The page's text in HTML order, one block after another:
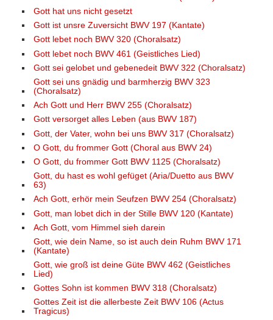
Gott hat uns nicht gesetzt
Gott ist unsre Zuversicht BWV 197 (Kantate)
Gott lebet noch BWV 320 (Choralsatz)
Gott lebet noch BWV 461 (Geistliches Lied)
Gott sei gelobet und gebenedeit BWV 322 (Choralsatz)
Gott sei uns gnädig und barmherzig BWV 323
(Choralsatz)
Ach Gott und Herr BWV 255 (Choralsatz)
Gott versorget alles Leben (aus BWV 187)
Gott, der Vater, wohn bei uns BWV 317 (Choralsatz)
O Gott, du frommer Gott (Choral aus BWV 24)
O Gott, du frommer Gott BWV 1125 (Choralsatz)
Gott, du hast es wohl gefüget (Aria/Duetto aus BWV
63)
Ach Gott, erhör mein Seufzen BWV 254 (Choralsatz)
Gott, man lobet dich in der Stille BWV 120 (Kantate)
Ach Gott, vom Himmel sieh darein
Gott, wie dein Name, so ist auch dein Ruhm BWV 171
(Kantate)
Gott, wie groß ist deine Güte BWV 462 (Geistliches
Lied)
Gottes Sohn ist kommen BWV 318 (Choralsatz)
Gottes Zeit ist die allerbeste Zeit BWV 106 (Actus
Tragicus)